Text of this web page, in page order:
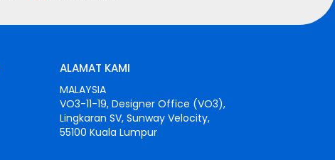
ALAMAT KAMI
MALAYSIA
VO3-11-19, Designer Office (VO3),
Lingkaran SV, Sunway Velocity,
55100 Kuala Lumpur